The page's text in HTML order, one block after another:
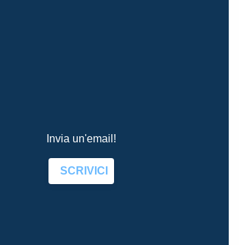
Invia un'email!
SCRIVICI